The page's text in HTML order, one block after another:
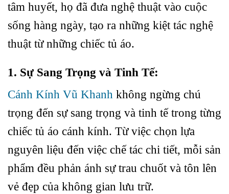
tâm huyết, họ đã đưa nghệ thuật vào cuộc
sống hàng ngày, tạo ra những kiệt tác nghệ
thuật từ những chiếc tủ áo.
1. Sự Sang Trọng và Tinh Tế:
Cánh Kính Vũ Khanh không ngừng chú
trọng đến sự sang trọng và tinh tế trong từng
chiếc tủ áo cánh kính. Từ việc chọn lựa
nguyên liệu đến việc chế tác chi tiết, mỗi sản
phẩm đều phản ánh sự trau chuốt và tôn lên
vẻ đẹp của không gian lưu trữ.